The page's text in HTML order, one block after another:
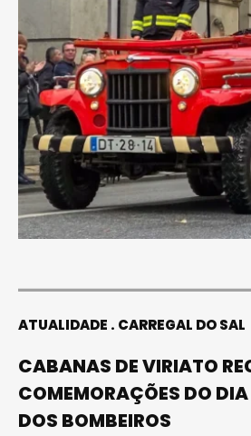
ATUALIDADE CARREGAL DO SAL
CABANAS DE VIRIATO
COMEMORAÇÕES DO
DOS BOMBEIROS